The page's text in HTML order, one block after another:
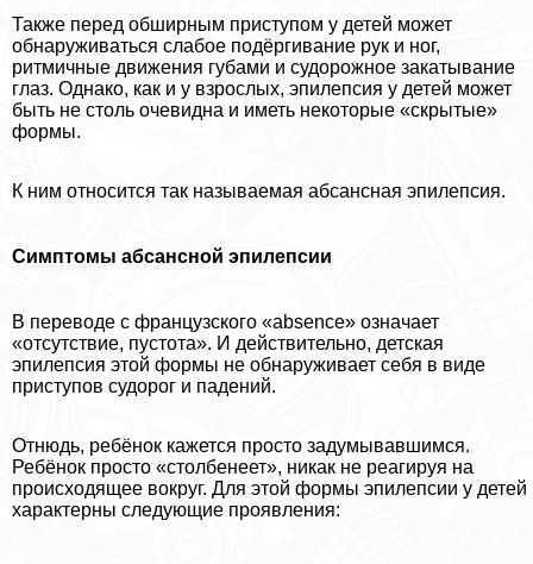
Также перед обширным приступом у детей может
обнаруживаться слабое подёргивание рук и ног,
ритмичные движения губами и судорожное закатывание
глаз. Однако, как и у взрослых, эпилепсия у детей может
быть не столь очевидна и иметь некоторые «скрытые»
формы.
К ним относится так называемая абсансная эпилепсия.
Симптомы абсансной эпилепсии
В переводе с французского «absence» означает
«отсутствие, пустота». И действительно, детская
эпилепсия этой формы не обнаруживает себя в виде
приступов судорог и падений.
Отнюдь, ребёнок кажется просто задумывавшимся.
Ребёнок просто «столбенеет», никак не реагируя на
происходящее вокруг. Для этой формы эпилепсии у детей
хаpaктерны следующие проявления: